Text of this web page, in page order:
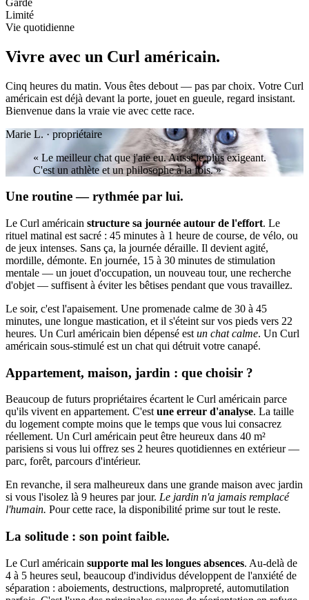
Limité
Vie quotidienne
Vivre avec un Curl américain.
Cinq heures du matin. Vous êtes debout — pas par choix. Votre Curl
américain est déjà devant la porte, jouet en gueule, regard insistant.
Bienvenue dans la vraie vie avec cette race.
Marie L. · propriétaire
« Le meilleur chat que j'aie eu. Aussi le plus exigeant.
C'est un athlète et un philosophe à la fois. »
Une routine — rythmée par lui.
Le Curl américain structure sa journée autour de l'effort. Le
rituel matinal est sacré : 45 minutes à 1 heure de course, de vélo, ou
de jeux intenses. Sans ça, la journée déraille. Il devient agité,
mordille, démonte. En journée, 15 à 30 minutes de stimulation
mentale — un jouet d'occupation, un nouveau tour, une recherche
d'objet — suffisent à éviter les bêtises pendant que vous travaillez.
Le soir, c'est l'apaisement. Une promenade calme de 30 à 45
minutes, une longue mastication, et il s'éteint sur vos pieds vers 22
heures. Un Curl américain bien dépensé est un chat calme. Un Curl
américain sous-stimulé est un chat qui détruit votre canapé.
Appartement, maison, jardin : que choisir ?
Beaucoup de futurs propriétaires écartent le Curl américain parce
qu'ils vivent en appartement. C'estune erreur d'analyse. La taille
du logement compte moins que le temps que vous lui consacrez
réellement. Un Curl américain peut être heureux dans 40 m²
parisiens si vous lui offrez ses 2 heures quotidiennes en extérieur —
parc, forêt, parcours d'intérieur.
En revanche, il sera malheureux dans une grande maison avec jardin
si vous l'isolez là 9 heures par jour. Le jardin n'a jamais remplacé
l'humain. Pour cette race, la disponibilité prime sur tout le reste.
La solitude : son point faible.
Le Curl américain supporte mal les longues absences. Au-delà de
4 à 5 heures seul, beaucoup d'individus développent de l'anxiété de
séparation : aboiements, destructions, malpropreté, automutilation